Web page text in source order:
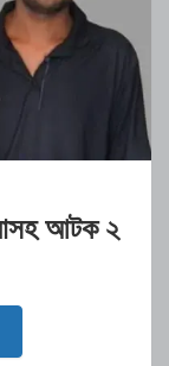
আটক ২